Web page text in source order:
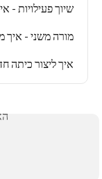
שיוך פעילויות -
מורה משני - איך
איך ליצור כיתה